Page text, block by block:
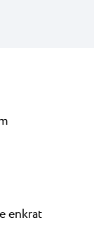
enkrat